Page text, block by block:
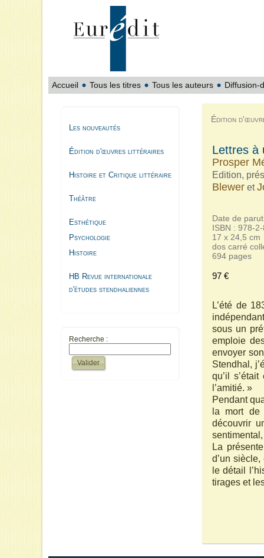
Accueil Tous les titres Tous les auteurs Diffusion-
Les nouveautés
Édition d'œuvres littéraires
Histoire et Critique littéraire
Théâtre
Esthétique
Psychologie
Histoire
HB Revue internationale
d'études stendhaliennes
Recherche :
Édition
Lettres à
Prosper
Edition,
Blewer et
Date de
ISBN : 978-
17 x 24,5 cm
dos carré
694 pages
97 €
L’été de
sous un
emploie
envoyer
Stendhal,
qu’il
l’amitié. »
Pendant
la mort de
découvrir
La
d’un
le détail
tirages et